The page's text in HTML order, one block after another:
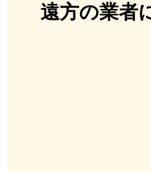
遠方の業者